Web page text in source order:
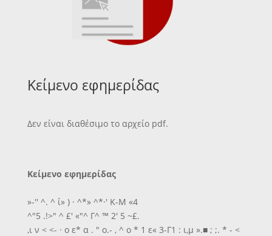
Κείμενο εφημερίδας
Δεν είναι διαθέσιμο το αρχείο pdf.
Κείμενο εφημερίδας
»-'' ^. ^ ί» ) · ^*» ^*·' Κ-Μ «4
^"5 .!>" ^ £' «"^ Γ^ ™ 2' 5 ~£.
,ι ν < <- · ο ε* α . " ο.- , ^ ο * 1 ε« 3-Γ1 : ι,μ ».■ ; ;. * - <